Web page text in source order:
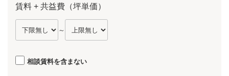
賃料 + 共益費（坪単価）
～
相談賃料を含まない